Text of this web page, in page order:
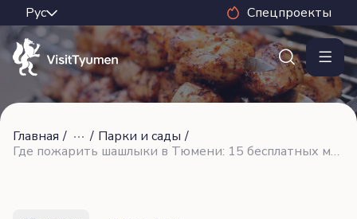
Спецпроекты
Главная / / Парки и сады /
Где пожарить шашлыки в Тюмени: 15 бесплатных мангальных зон